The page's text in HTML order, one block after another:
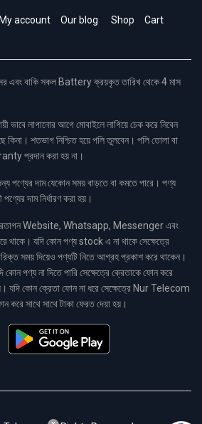
My account Our blog Shop Cart
বাকি সকল Battery ক্রয়কৃত তারিখ থেকে 4 মাস
লাগানোর আগে মোবাইলে লাগিয়ে চেক করে নিবেন
কিনা। শতভাগ নিশ্চিত হয়ে পলি তুলবেন। পলি তোলা বা
প্রদান করা হয় না।
পণ্যের দাম যেকোন সময় বাড়তে বা কমতে পারে। পণ্য
দাম নির্ধারণ করা হয়।
ক্রেতাগন Website, Whatsapp, Messenger এবং
থাকে। যদি কোন পণ্য stock এ না থাকে সেক্ষেত্রে
সময় দিয়েও পণ্যটি নিতে আগ্রহ প্রকাশ করে থাকেন।
কোন পণ্য না দিতে পারি সেক্ষেত্রে ক্রেতাকে ফোন করে
যদি কোন ক্রেতা ফোন না ধরে সেক্ষেত্রে Nur Telecom
করে সাথে সাথে টাকা ফেরত দেয়া হয়।